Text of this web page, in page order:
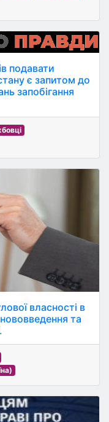
подавати
є запитом до
запобігання
власності в
та